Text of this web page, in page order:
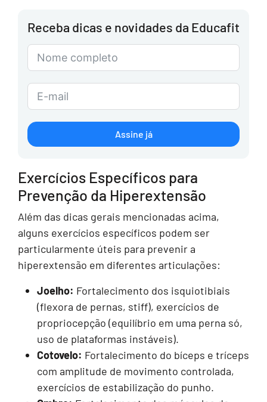
Receba dicas e novidades da Educafit
Assine já
Exercícios Específicos para
Prevenção da Hiperextensão
Além das dicas gerais mencionadas acima,
alguns exercícios específicos podem ser
particularmente úteis para prevenir a
hiperextensão em diferentes articulações:
Joelho: Fortalecimento dos isquiotibiais
(flexora de pernas, stiff), exercícios de
propriocepção (equilíbrio em uma perna só,
uso de plataformas instáveis).
Cotovelo: Fortalecimento do bíceps e tríceps
com amplitude de movimento controlada,
exercícios de estabilização do punho.